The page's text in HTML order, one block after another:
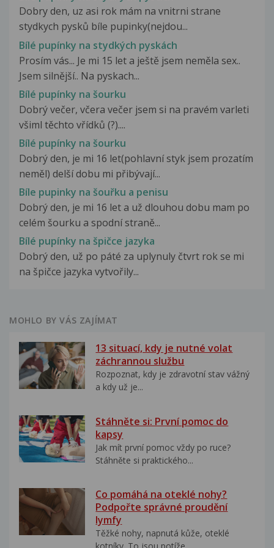
Dobry den, uz asi rok mám na vnitrni strane
stydkych pysků bíle pupinky(nejdou...
Bílé pupínky na stydkých pyskách
Prosím vás... Je mi 15 let a ještě jsem neměla sex..
Jsem silnější.. Na pyskach...
Bílé pupínky na šourku
Dobrý večer, včera večer jsem si na pravém varleti
všiml těchto vřídků (?)....
Bílé pupínky na šourku
Dobrý den, je mi 16 let(pohlavní styk jsem prozatím
neměl) delší dobu mi přibývají...
Bíle pupinky na šouřku a penisu
Dobrý den, je mi 16 let a už dlouhou dobu mam po
celém šourku a spodní straně...
Bílé pupínky na špičce jazyka
Dobrý den, už po páté za uplynuly čtvrt rok se mi
na špičce jazyka vytvořily...
MOHLO BY VÁS ZAJÍMAT
13 situací, kdy je nutné volat
záchrannou službu
Rozpoznat, kdy je zdravotní stav vážný
a kdy už je...
Stáhněte si: První pomoc do
kapsy
Jak mít první pomoc vždy po ruce?
Stáhněte si praktického...
Co pomáhá na oteklé nohy?
Podpořte správné proudění
lymfy
Těžké nohy, napnutá kůže, oteklé